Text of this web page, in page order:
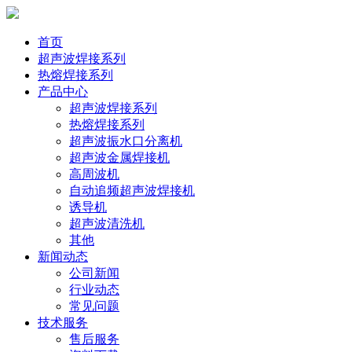
首页
超声波焊接系列
热熔焊接系列
产品中心
超声波焊接系列
热熔焊接系列
超声波振水口分离机
超声波金属焊接机
高周波机
自动追频超声波焊接机
诱导机
超声波清洗机
其他
新闻动态
公司新闻
行业动态
常见问题
技术服务
售后服务